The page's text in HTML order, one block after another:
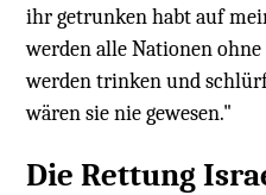
ihr getrunken habt auf
werden alle Nationen
werden trinken und
wären sie nie gewesen."
Die Rettung